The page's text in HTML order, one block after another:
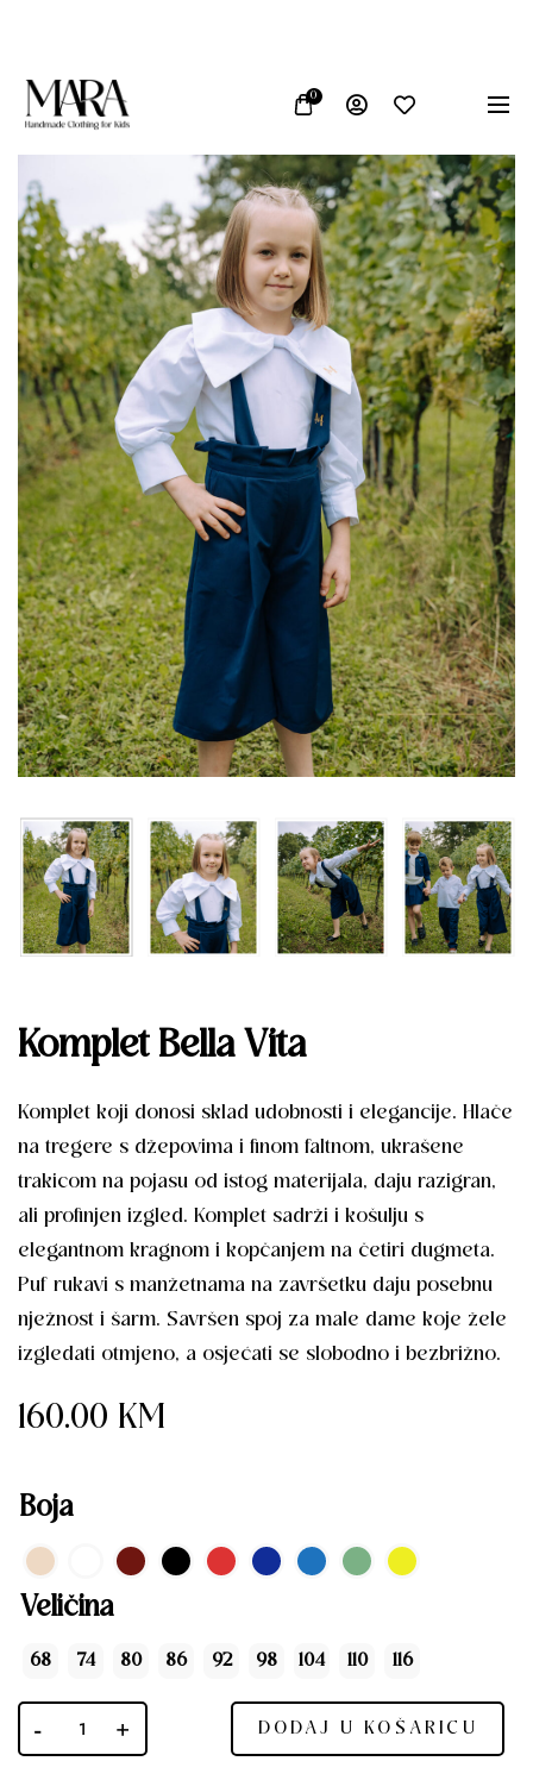
0
Komplet Bella Vita
Komplet koji donosi sklad udobnosti i elegancije. Hlače
na tregere s džepovima i finom faltnom, ukrašene
trakicom na pojasu od istog materijala, daju razigran,
ali profinjen izgled. Komplet sadrži i košulju s
elegantnom kragnom i kopčanjem na četiri dugmeta.
Puf rukavi s manžetnama na završetku daju posebnu
nježnost i šarm. Savršen spoj za male dame koje žele
izgledati otmjeno, a osjećati se slobodno i bezbrižno.
160.00 KM
Boja
Veličina
68 74 80 86 92 98 104 110 116
DODAJ U KOŠARICU